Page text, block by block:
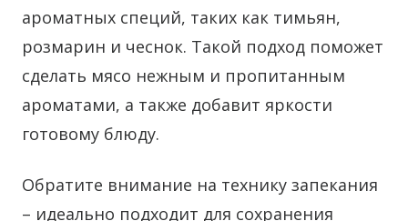
ароматных специй, таких как тимьян,
розмарин и чеснок. Такой подход поможет
сделать мясо нежным и пропитанным
ароматами, а также добавит яркости
готовому блюду.
Обратите внимание на технику запекания
– идеально подходит для сохранения